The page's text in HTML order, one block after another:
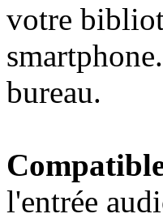
votre
bureau.
l'entrée